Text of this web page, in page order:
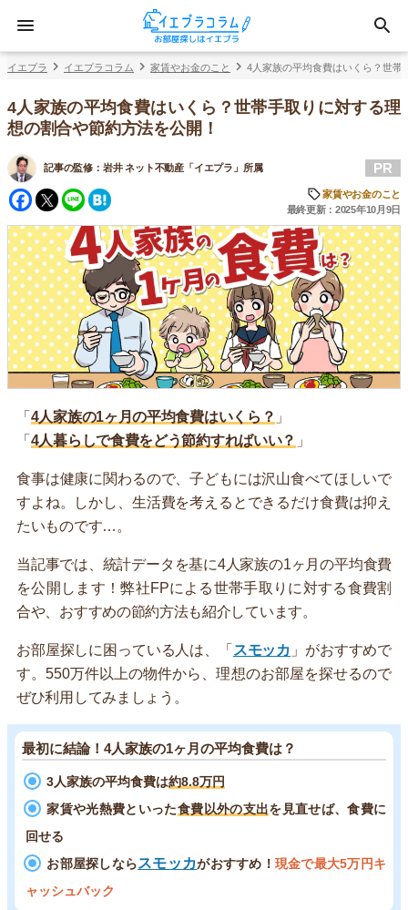
イエプラ イエプラコラム 家賃やお金のこと 4人家族の平均食費はいくら？世帯
4人家族の平均食費はいくら？世帯手取りに対する理
想の割合や節約方法を公開！
記事の監修： 岩井 ネット不動産「イエプラ」所属
Facebook
Twitter
Line
PR
家賃やお金のこと
最終更新：2025年10月9日
「 4人家族の1ヶ月の平均食費はいくら？ 」
「 4人暮らしで食費をどう節約すればいい？ 」
食事は健康に関わるので、子どもには沢山食べてほしいで
すよね。しかし、生活費を考えるとできるだけ食費は抑え
たいものです…。
当記事では、統計データを基に4人家族の1ヶ月の平均食費
を公開します！弊社FPによる世帯手取りに対する食費割
合や、おすすめの節約方法も紹介しています。
お部屋探しに困っている人は、「 スモッカ 」がおすすめで
す。550万件以上の物件から、理想のお部屋を探せるので
ぜひ利用してみましょう。
最初に結論！4人家族の1ヶ月の平均食費は？
3人家族の平均食費は約8.8万円
家賃や光熱費といった食費以外の支出を見直せば、食費に
回せる
お部屋探しならスモッカがおすすめ！ 現金で最大5万円キ
ャッシュバック